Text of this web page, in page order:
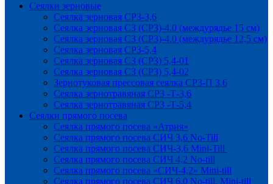
Сеялки зерновые
Сеялка зерновая СРЗ-3,6
Сеялка зерновая СЗ (СРЗ)-4.0 (междурядье 15 см)
Сеялка зерновая СЗ (СРЗ)-4.0 (междурядье 12,5 см)
Сеялка зерновая СРЗ-5,4
Сеялка зерновая СЗ (СРЗ) 5,4-01
Сеялка зерновая СЗ (СРЗ) 5,4-02
Зернотуковая прессовая сеялка СРЗ-П 3.6
Сеялка зернотравяная СРЗ -Т-3,6
Сеялка зернотравяная СРЗ -Т-5,4
Сеялки прямого посева
Сеялка прямого посева «Атрия»
Сеялка прямого посева СИЧ 3,6 No-Till
Сеялка прямого посева СИЧ-3,6 Mini-Till
Сеялка прямого посева СИЧ 4,2 No-till
Сеялка прямого посева «СИЧ-4,2» Mini-till
Сеялка прямого посева СИЧ 6.0 No-till, Mini-till